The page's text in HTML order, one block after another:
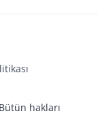
hakları